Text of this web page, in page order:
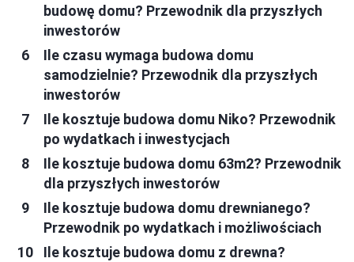
budowę domu? Przewodnik dla przyszłych
inwestorów
Ile czasu wymaga budowa domu
samodzielnie? Przewodnik dla przyszłych
inwestorów
Ile kosztuje budowa domu Niko? Przewodnik
po wydatkach i inwestycjach
Ile kosztuje budowa domu 63m2? Przewodnik
dla przyszłych inwestorów
Ile kosztuje budowa domu drewnianego?
Przewodnik po wydatkach i możliwościach
Ile kosztuje budowa domu z drewna?